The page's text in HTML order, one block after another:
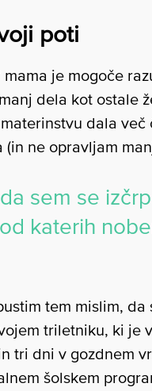
poti
mama je mogoče
dela kot ostale
dala
(in ne opravljam
sem se
katerih
tem mislim,
triletniku, ki je
tri dni v gozdnem
šolskem